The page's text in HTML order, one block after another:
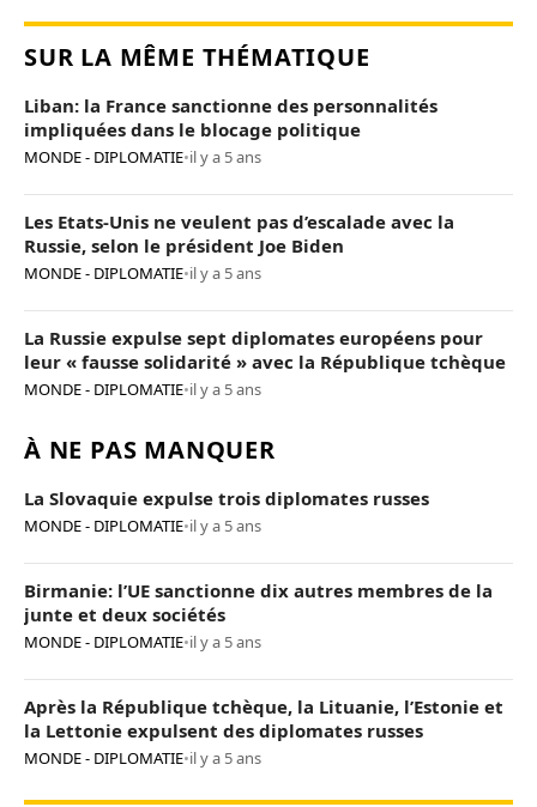
SUR LA MÊME THÉMATIQUE
Liban: la France sanctionne des personnalités
impliquées dans le blocage politique
MONDE - DIPLOMATIE•il y a 5 ans
Les Etats-Unis ne veulent pas d’escalade avec la
Russie, selon le président Joe Biden
MONDE - DIPLOMATIE•il y a 5 ans
La Russie expulse sept diplomates européens pour
leur « fausse solidarité » avec la République tchèque
MONDE - DIPLOMATIE•il y a 5 ans
À NE PAS MANQUER
La Slovaquie expulse trois diplomates russes
MONDE - DIPLOMATIE•il y a 5 ans
Birmanie: l’UE sanctionne dix autres membres de la
junte et deux sociétés
MONDE - DIPLOMATIE•il y a 5 ans
Après la République tchèque, la Lituanie, l’Estonie et
la Lettonie expulsent des diplomates russes
MONDE - DIPLOMATIE•il y a 5 ans